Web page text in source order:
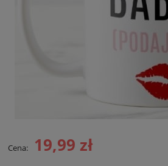
Cena: 19,99 zł